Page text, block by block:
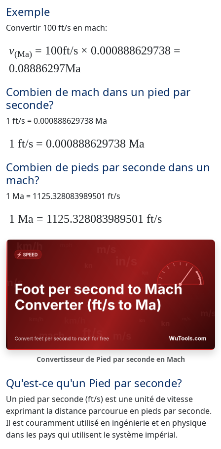
Exemple
Convertir 100 ft/s en mach:
v(Ma) = 100ft/s × 0.000888629738 =
0.08886297Ma
Combien de mach dans un pied par
seconde?
1 ft/s = 0.000888629738 Ma
1 ft/s = 0.000888629738 Ma
Combien de pieds par seconde dans un
mach?
1 Ma = 1125.328083989501 ft/s
1 Ma = 1125.328083989501 ft/s
Convertisseur de Pied par seconde en Mach
Qu'est-ce qu'un Pied par seconde?
Un pied par seconde (ft/s) est une unité de vitesse
exprimant la distance parcourue en pieds par seconde.
Il est couramment utilisé en ingénierie et en physique
dans les pays qui utilisent le système impérial.